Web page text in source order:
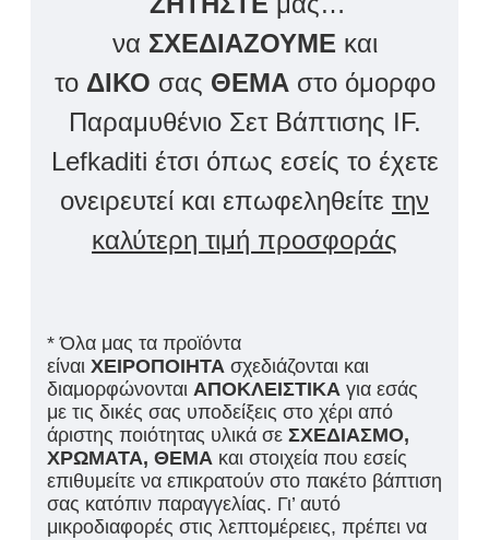
να ΣΧΕΔΙΑΖΟΥΜΕ και
το ΔΙΚΟ σας ΘΕΜΑστο όμορφο
Παραμυθένιο Σετ Βάπτισης IF.
Lefkaditi έτσι όπως εσείς το έχετε
ονειρευτεί και επωφεληθείτε την
καλύτερη τιμή προσφοράς
* Όλα μας τα προϊόντα
είναι ΧΕΙΡΟΠΟΙΗΤΑ σχεδιάζονται και
διαμορφώνονται ΑΠΟΚΛΕΙΣΤΙΚΑ για εσάς
με τις δικές σας υποδείξεις στο χέρι από
άριστης ποιότητας υλικά σε ΣΧΕΔΙΑΣΜΟ,
ΧΡΩΜΑΤΑ, ΘΕΜΑ και στοιχεία που εσείς
επιθυμείτε να επικρατούν στο πακέτο βάπτιση
σας κατόπιν παραγγελίας. Γι’ αυτό
μικροδιαφορές στις λεπτομέρειες, πρέπει να